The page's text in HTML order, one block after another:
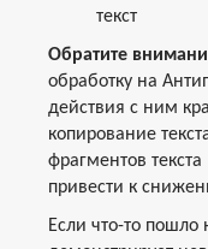
текст
Обратите
обработку на
действия с ним
копирование
фрагментов
привести к
Если что-то пошло